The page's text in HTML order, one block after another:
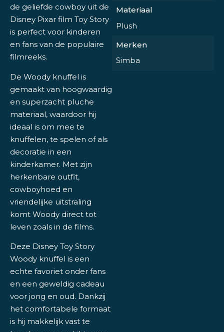
de geliefde cowboy uit de
Disney Pixar film Toy Story
is perfect voor kinderen
en fans van de populaire
filmreeks.
De Woody knuffel is
gemaakt van hoogwaardig
en superzacht pluche
materiaal, waardoor hij
ideaal is om mee te
knuffelen, te spelen of als
decoratie in een
kinderkamer. Met zijn
herkenbare outfit,
cowboyhoed en
vriendelijke uitstraling
komt Woody direct tot
leven zoals in de films.
Deze Disney Toy Story
Woody knuffel is een
echte favoriet onder fans
en een geweldig cadeau
voor jong en oud. Dankzij
het comfortabele formaat
is hij makkelijk vast te
Materiaal
Plush
Merken
Simba